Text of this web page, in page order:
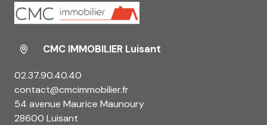
CMC IMMOBILIER Luisant
02.37.90.40.40
contact@cmcimmobilier.fr
54 avenue Maurice Maunoury
28600 Luisant